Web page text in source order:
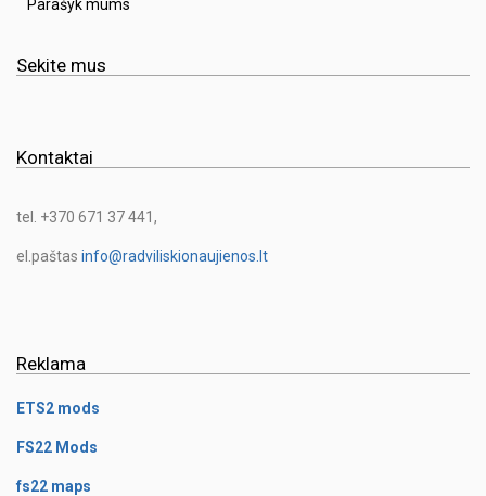
Parašyk mums
Sekite mus
Kontaktai
tel. +370 671 37 441,
el.paštas info@radviliskionaujienos.lt
Reklama
ETS2 mods
FS22 Mods
fs22 maps